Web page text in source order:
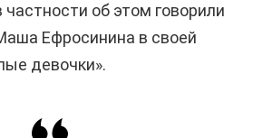
частности об этом говорили
Ефросинина в своей
девочки».